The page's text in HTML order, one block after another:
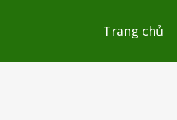
Trang chủ